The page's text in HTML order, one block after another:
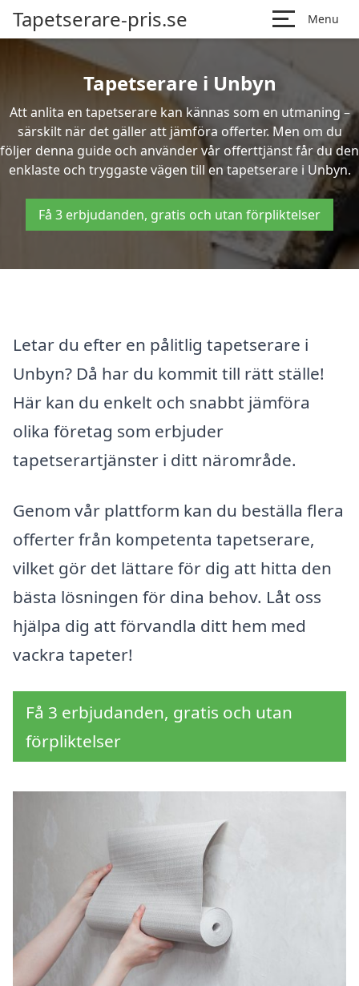
Tapetserare-pris.se Menu
Tapetserare i Unbyn
Att anlita en tapetserare kan kännas som en utmaning –
särskilt när det gäller att jämföra offerter. Men om du
följer denna guide och använder vår offerttjänst får du den
enklaste och tryggaste vägen till en tapetserare i Unbyn.
Få 3 erbjudanden, gratis och utan förpliktelser
Letar du efter en pålitlig tapetserare i
Unbyn? Då har du kommit till rätt ställe!
Här kan du enkelt och snabbt jämföra
olika företag som erbjuder
tapetserartjänster i ditt närområde.
Genom vår plattform kan du beställa flera
offerter från kompetenta tapetserare,
vilket gör det lättare för dig att hitta den
bästa lösningen för dina behov. Låt oss
hjälpa dig att förvandla ditt hem med
vackra tapeter!
Få 3 erbjudanden, gratis och utan
förpliktelser